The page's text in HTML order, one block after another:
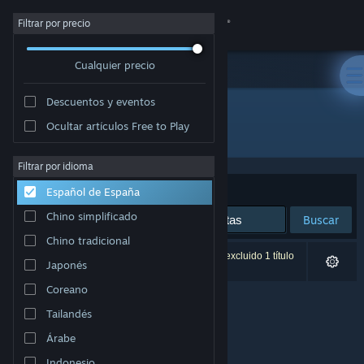
Iniciar sesión
Acerca de
Soporte
Cambiar idioma
Descargar Steam Mobile
Ver versión clásica
Filtrar por precio
Cualquier precio
Descuentos y eventos
Ocultar artículos Free to Play
Filtrar por idioma
Español de España
Chino simplificado
Chino tradicional
Japonés
Coreano
Tailandés
Árabe
Editor: Gurova IAna
Ordenar por Relevancia
Buscar
0 resultados coinciden con la búsqueda. Se ha excluido 1 título
basándose en tus preferencias.